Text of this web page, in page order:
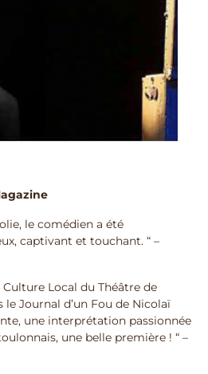
le comédien a été
captivant et touchant. “ –
Local du Théâtre de
Journal d’un Fou de Nicolaï
une interprétation passionnée
une belle première ! “ –